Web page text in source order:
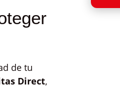
de tu
Direct,